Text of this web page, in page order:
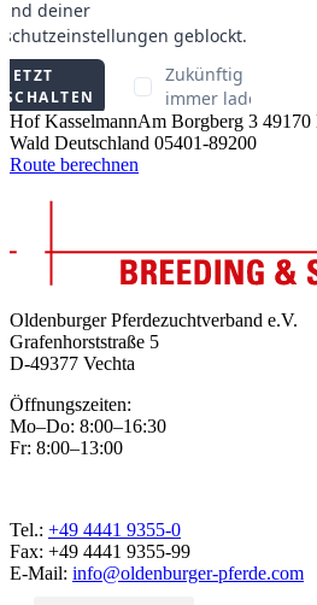
Hof KasselmannAm Borgberg 3 49170
Wald Deutschland 05401-89200
Route berechnen
Oldenburger Pferdezuchtverband e.V.
Grafenhorststraße 5
D-49377 Vechta
Öffnungszeiten:
Mo–Do: 8:00–16:30
Fr: 8:00–13:00
Tel.: +49 4441 9355-0
Fax: +49 4441 9355-99
E-Mail: info@oldenburger-pferde.com